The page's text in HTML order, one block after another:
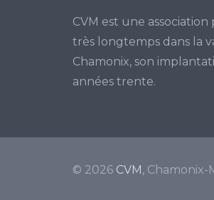
CVM est une
très longtemps dans la
Chamonix, son
années trente.
© 2026 CVM,